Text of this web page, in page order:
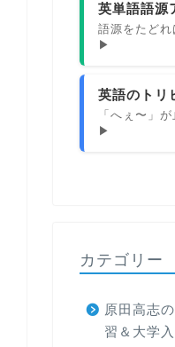
英単語語源
語源をたどれ
▶
英語のトリ
「へぇ〜」
▶
カテゴリー
原田高志
習＆大学